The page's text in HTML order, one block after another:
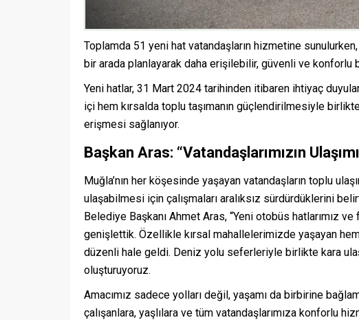
Toplamda 51 yeni hat vatandaşların hizmetine
bir arada planlayarak daha erişilebilir, güvenli ve konforlu
Yeni hatlar, 31 Mart 2024 tarihinden itibaren ihtiyaç
içi hem kırsalda toplu taşımanın güçlendirilmesiyle
erişmesi sağlanıyor.
Başkan Aras: “Vatandaşlarımızın
Muğla’nın her köşesinde yaşayan vatandaşların toplu
ulaşabilmesi için çalışmaları aralıksız sürdürdüklerini
Belediye Başkanı Ahmet Aras, “Yeni otobüs hatlarımız
genişlettik. Özellikle kırsal mahallelerimizde yaşayan
düzenli hale geldi. Deniz yolu seferleriyle birlikte kara
oluşturuyoruz.
Amacımız sadece yolları değil, yaşamı da birbirine
çalışanlara, yaşlılara ve tüm vatandaşlarımıza konforlu